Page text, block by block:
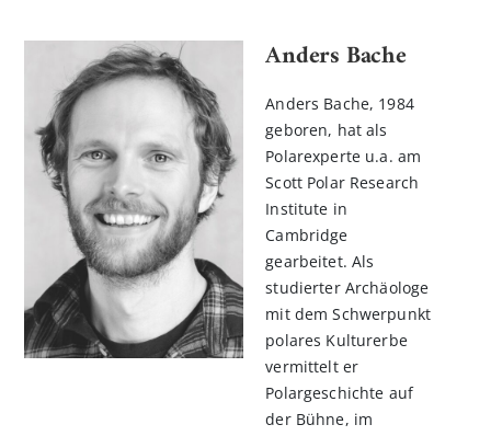
Anders Bache
Anders Bache, 1984
geboren, hat als
Polarexperte u.a. am
Scott Polar Research
Institute in
Cambridge
gearbeitet. Als
studierter Archäologe
mit dem Schwerpunkt
polares Kulturerbe
vermittelt er
Polargeschichte auf
der Bühne, im